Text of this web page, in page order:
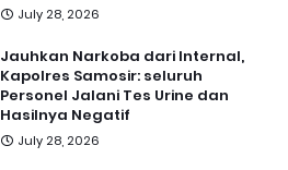
July 28, 2026
Jauhkan Narkoba dari Internal,
Kapolres Samosir: seluruh
Personel Jalani Tes Urine dan
Hasilnya Negatif
July 28, 2026